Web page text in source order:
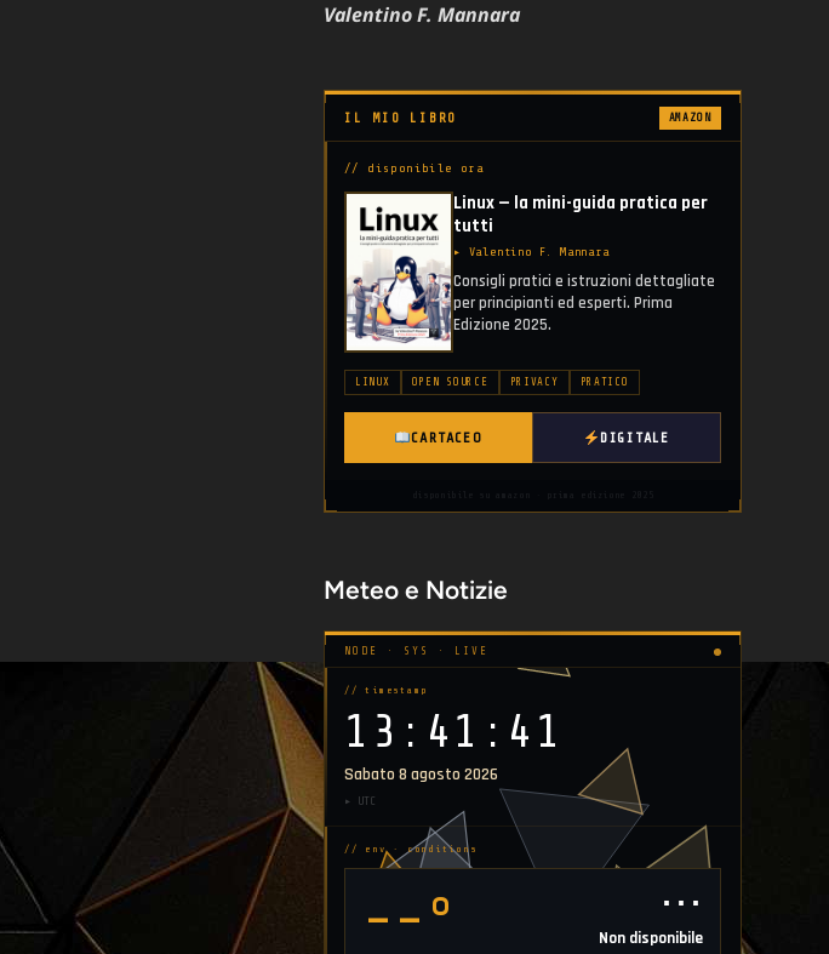
Valentino F. Mannara
IL MIO LIBRO AMAZON
// disponibile ora
Linux — la mini-guida pratica per
tutti
▸ Valentino F. Mannara
Consigli pratici e istruzioni dettagliate
per principianti ed esperti. Prima
Edizione 2025.
LINUX OPEN SOURCE PRIVACY PRATICO
CARTACEO DIGITALE
Meteo e Notizie
NODE · SYS · LIVE
// timestamp
13:41:43
Sabato 8 agosto 2026
▸ UTC
// env · conditions
--° ⋯
Non disponibile